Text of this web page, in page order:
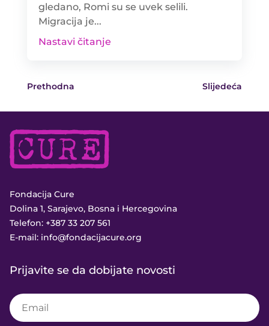
gledano, Romi su se uvek selili.
Migracija je...
Nastavi čitanje
Prethodna Slijedeća
Fondacija Cure
Dolina 1, Sarajevo, Bosna i Hercegovina
Telefon: +387 33 207 561
E-mail: info@fondacijacure.org
Prijavite se da dobijate novosti